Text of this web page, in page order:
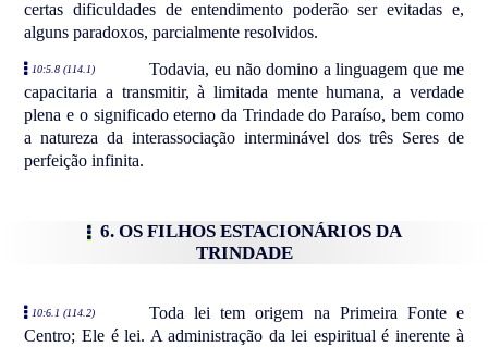
certas dificuldades de entendimento poderão ser evitadas e,
alguns paradoxos, parcialmente resolvidos.
10:5.8 (114.1)
Todavia, eu não domino a linguagem que me
capacitaria a transmitir, à limitada mente humana, a verdade
plena e o significado eterno da Trindade do Paraíso, bem como
a natureza da interassociação interminável dos três Seres de
perfeição infinita.
6. OS FILHOS ESTACIONÁRIOS DA
TRINDADE
10:6.1 (114.2)
Toda lei tem origem na Primeira Fonte e
Centro; Ele é lei. A administração da lei espiritual é inerente à